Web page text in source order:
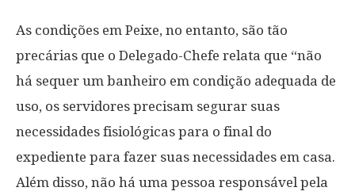
As condições em Peixe, no entanto, são tão
precárias que o Delegado-Chefe relata que “não
há sequer um banheiro em condição adequada de
uso, os servidores precisam segurar suas
necessidades fisiológicas para o final do
expediente para fazer suas necessidades em casa.
Além disso, não há uma pessoa responsável pela